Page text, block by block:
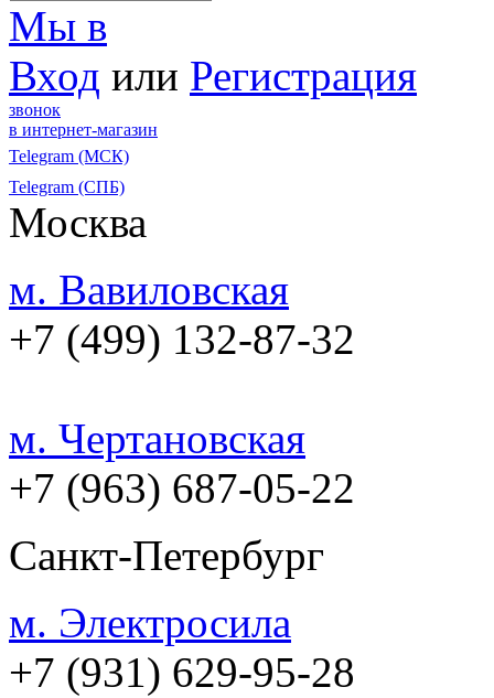
Мы в
Вход или Регистрация
звонок
в интернет-магазин
Telegram (МСК)
Telegram (СПБ)
Москва
м. Вавиловская
+7 (499) 132-87-32
м. Чертановская
+7 (963) 687-05-22
Санкт-Петербург
м. Электросила
+7 (931) 629-95-28